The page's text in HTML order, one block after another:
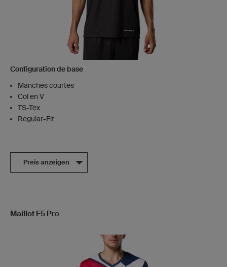
Configuration de base
Manches courtes
Col en V
TS-Tex
Regular-Fit
Preis anzeigen
Maillot F5 Pro